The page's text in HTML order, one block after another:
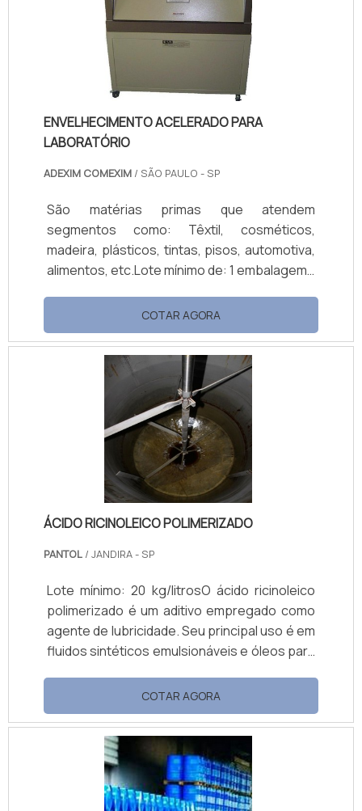
ENVELHECIMENTO ACELERADO PARA
LABORATÓRIO
ADEXIM COMEXIM / SÃO PAULO - SP
São matérias primas que atendem
segmentos como: Têxtil, cosméticos,
madeira, plásticos, tintas, pisos, automotiva,
alimentos, etc.Lote mínimo de: 1 embalagem -
é uma câmara de envelhecimento acelerado
para laboratório, que simula o desgaste
natural, ou seja, simula a força de destruição
da natureza, predizendo a durabilidade
relativa dos materiais expostos às
intempéries. O sistema é automático e a
temperatura no interior da câmara é
controlada, de acordo.
COTAR AGORA
ÁCIDO RICINOLEICO POLIMERIZADO
PANTOL / JANDIRA - SP
Lote mínimo: 20 kg/litrosO ácido ricinoleico
polimerizado é um aditivo empregado como
agente de lubricidade. Seu principal uso é em
fluidos sintéticos emulsionáveis e óleos para
biodegradáveis. Os fluidos sintéticos são
fluidos de corte utilizados na indústria para
refrigerar, lubrificar, proteger contra a
oxidação e limpar ferramentas e superfícies
de trabalho. BENEFÍCIOS DE ADQUIRIR ÁCIDO
RICINOLEICO Por isso, o aditivo é
COTAR AGORA